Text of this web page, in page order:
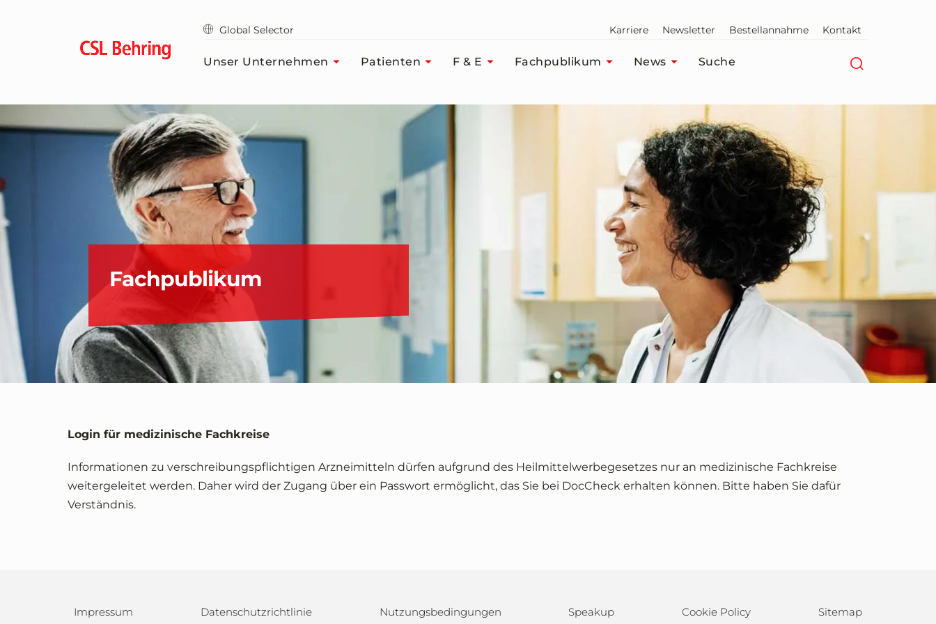
Global Selector Karriere Newsletter Bestellannahme Kontakt
Unser Unternehmen Patienten F & E Fachpublikum News Suche
Fachpublikum
Login für medizinische Fachkreise
Informationen zu verschreibungspflichtigen Arzneimitteln dürfen aufgrund des Heilmittelwerbegesetzes nur an medizinische Fachkreise
weitergeleitet werden. Daher wird der Zugang über ein Passwort ermöglicht, das Sie bei DocCheck erhalten können. Bitte haben Sie dafür
Verständnis.
Impressum Datenschutzrichtlinie Nutzungsbedingungen Speakup Cookie Policy Sitemap